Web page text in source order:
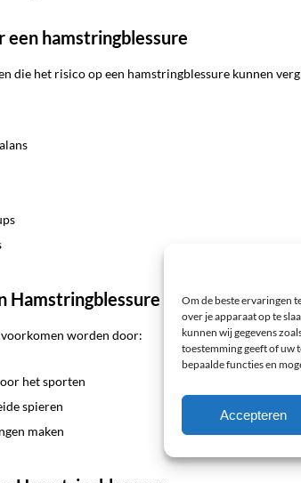
Om de beste ervaringen
over je apparaat op te
kunnen wij gegevens
toestemming geeft of uw
bepaalde functies en
Accepteren
een hamstringblessure
die het risico op een hamstringblessure kunnen
Hamstringblessure
worden door:
het sporten
spieren
maken